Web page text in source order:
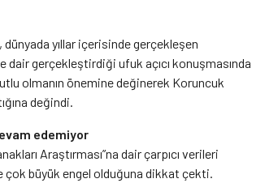
, dünyada yıllar içerisinde gerçekleşen
dair gerçekleştirdiği ufuk açıcı konuşmasında
olmanın önemine değinerek Koruncuk
değindi.
edemiyor
Araştırması”na dair çarpıcı verileri
çok büyük engel olduğuna dikkat çekti.